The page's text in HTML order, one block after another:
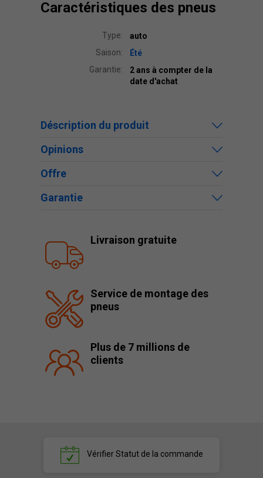
Caractéristiques des pneus
Type:
auto
Saison:
Été
Garantie:
2 ans à compter de la
date d'achat
Déscription du produit
Opinions
Offre
Garantie
Livraison gratuite
Service de montage des
pneus
Plus de 7 millions de
clients
VérifierStatut de la commande